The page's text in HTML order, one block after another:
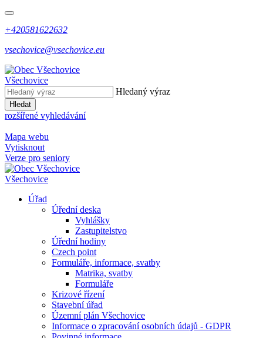
+420581622632
vsechovice@vsechovice.eu
Všechovice
Hledaný výraz
Hledat
rozšířené vyhledávání
Mapa webu
Vytisknout
Verze pro seniory
Všechovice
Úřad
Úřední deska
Vyhlášky
Zastupitelstvo
Úřední hodiny
Czech point
Formuláře, informace, svatby
Matrika, svatby
Formuláře
Krizové řízení
Stavební úřad
Územní plán Všechovice
Informace o zpracování osobních údajů - GDPR